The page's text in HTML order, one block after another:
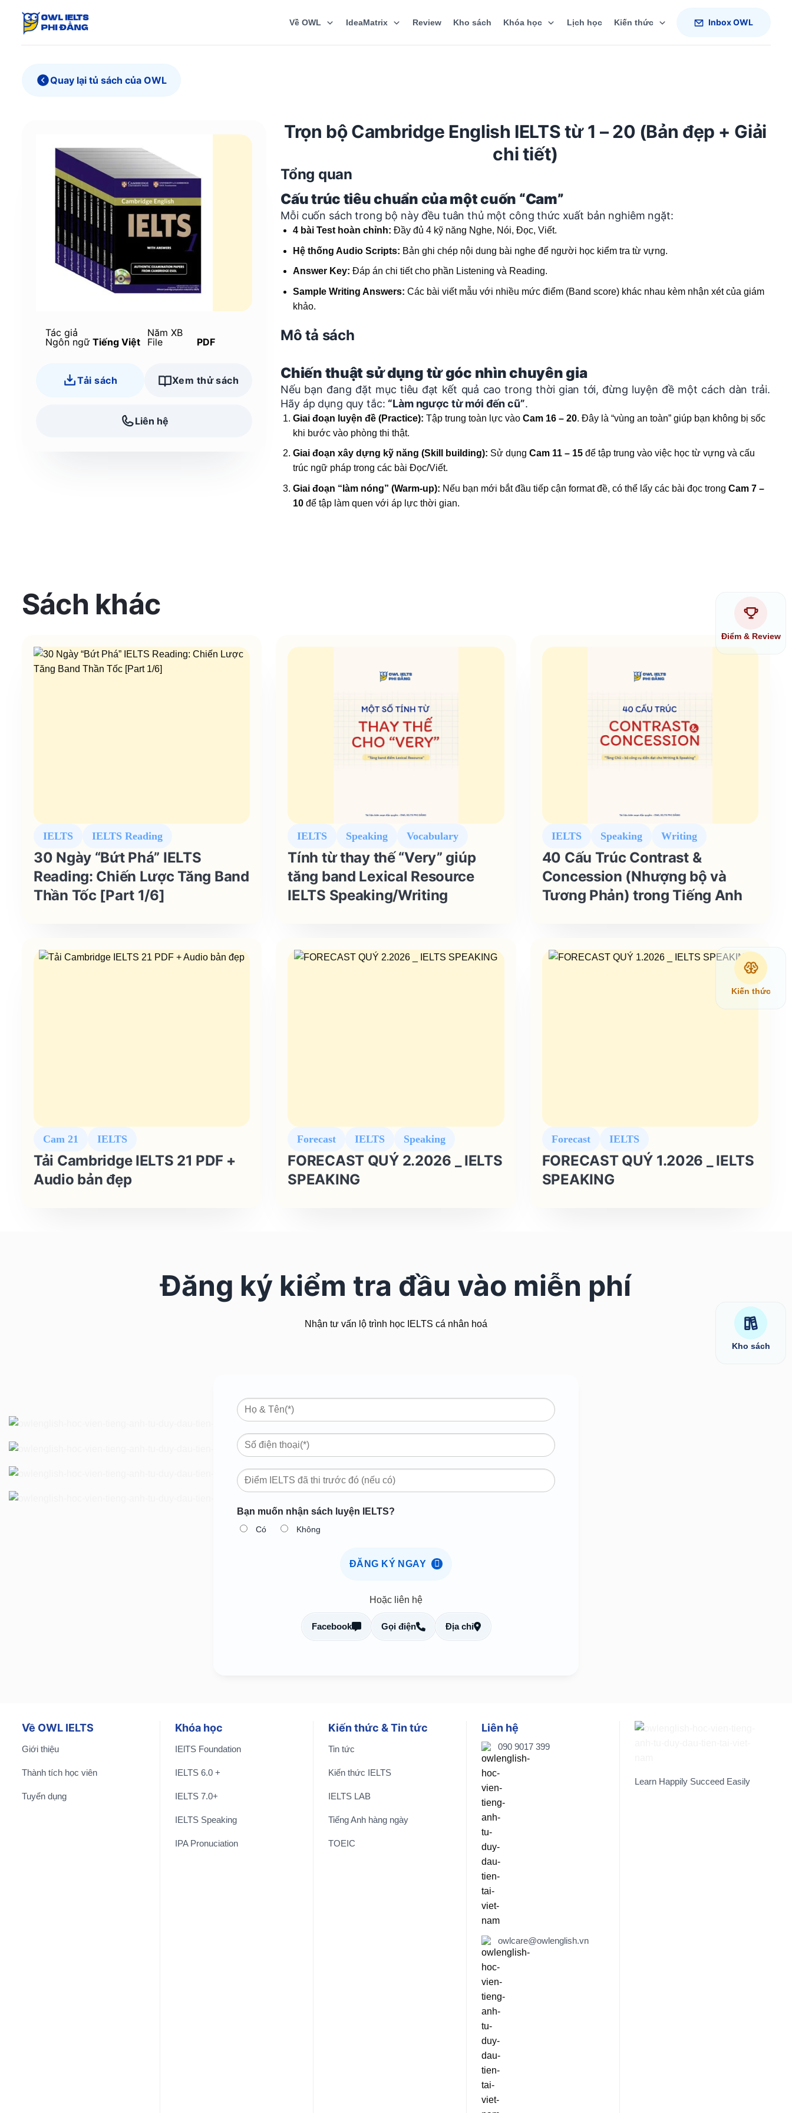
content
Về OWL IdeaMatrix Review Kho sách Khóa học Lịch học Kiến thức Inbox OWL
Kho sách
Kiến thức
Điểm & Review
Quay lại tủ sách của OWL
Tác giả
Ngôn ngữ Tiếng Việt
Năm XB
File
PDF
Tải sách Xem thử sách
Liên hệ
Trọn bộ Cambridge English IELTS từ 1 – 20 (Bản đẹp + Giải
chi tiết)
Tổng quan
Cấu trúc tiêu chuẩn của một cuốn “Cam”
Mỗi cuốn sách trong bộ này đều tuân thủ một công thức xuất bản nghiêm ngặt:
4 bài Test hoàn chỉnh: Đầy đủ 4 kỹ năng Nghe, Nói, Đọc, Viết.
Hệ thống Audio Scripts: Bản ghi chép nội dung bài nghe để người học kiểm tra từ vựng.
Answer Key: Đáp án chi tiết cho phần Listening và Reading.
Sample Writing Answers: Các bài viết mẫu với nhiều mức điểm (Band score) khác nhau kèm nhận xét của giám
khảo.
Mô tả sách
Chiến thuật sử dụng từ góc nhìn chuyên gia
Nếu bạn đang đặt mục tiêu đạt kết quả cao trong thời gian tới, đừng luyện đề một cách dàn trải.
Hãy áp dụng quy tắc: “Làm ngược từ mới đến cũ”.
Giai đoạn luyện đề (Practice): Tập trung toàn lực vàoCam 16 – 20. Đây là “vùng an toàn” giúp bạn không bị sốc
khi bước vào phòng thi thật.
Giai đoạn xây dựng kỹ năng (Skill building): Sử dụngCam 11 – 15 để tập trung vào việc học từ vựng và cấu
trúc ngữ pháp trong các bài Đọc/Viết.
Giai đoạn “làm nóng” (Warm-up): Nếu bạn mới bắt đầu tiếp cận format đề, có thể lấy các bài đọc trongCam 7 –
10 để tập làm quen với áp lực thời gian.
Sách khác
IELTS IELTS Reading
30 Ngày “Bứt Phá” IELTS
Reading: Chiến Lược Tăng Band
Thần Tốc [Part 1/6]
IELTS Speaking Vocabulary
Tính từ thay thế “Very” giúp
tăng band Lexical Resource
IELTS Speaking/Writing
IELTS Speaking Writing
40 Cấu Trúc Contrast &
Concession (Nhượng bộ và
Tương Phản) trong Tiếng Anh
Cam 21 IELTS
Tải Cambridge IELTS 21 PDF +
Audio bản đẹp
Forecast IELTS Speaking
FORECAST QUÝ 2.2026 _ IELTS
SPEAKING
Forecast IELTS
FORECAST QUÝ 1.2026 _ IELTS
SPEAKING
Đăng ký kiểm tra đầu vào miễn phí
Nhận tư vấn lộ trình học IELTS cá nhân hoá
Bạn muốn nhận sách luyện IELTS?
Có Không
ĐĂNG KÝ NGAY
Hoặc liên hệ
Facebook Gọi điện Địa chỉ
Về OWL IELTS
Giới thiệu
Thành tích học viên
Tuyển dụng
Khóa học
IElTS Foundation
IELTS 6.0 +
IELTS 7.0+
IELTS Speaking
IPA Pronuciation
Kiến thức & Tin tức
Tin tức
Kiến thức IELTS
IELTS LAB
Tiếng Anh hàng ngày
TOEIC
Liên hệ
090 9017 399
owlcare@owlenglish.vn
Learn Happily Succeed Easily